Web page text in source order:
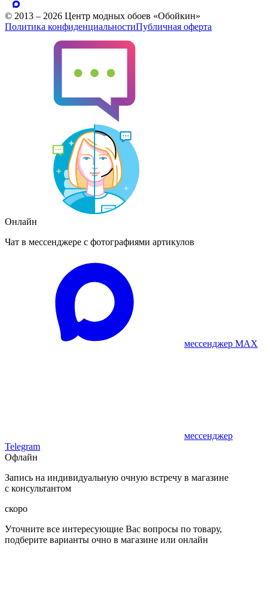
© 2013 – 2026 Центр модных обоев «Обойкин»
Политика конфиденциальностиПубличная оферта
Онлайн
Чат в мессенджере с фотографиями артикулов
мессенджер MAX
мессенджер
Telegram
Офлайн
Запись на индивидуальную очную встречу в магазине
с консультантом
скоро
Уточните все интересующие Вас вопросы по товару,
подберите варианты очно в магазине или онлайн